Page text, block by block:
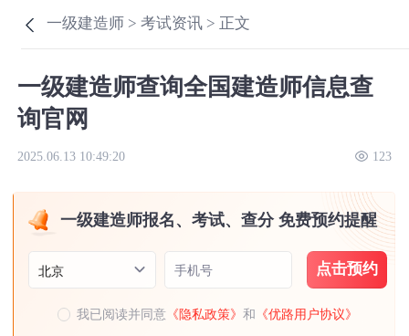
一级建造师 >考试资讯 > 正文
一级建造师查询全国建造师信息查
询官网
2025.06.13 10:49:20 123
一级建造师报名、考试、查分 免费预约提醒
北京 手机号 点击预约
我已阅读并同意 《隐私政策》和 《优路用户协议》